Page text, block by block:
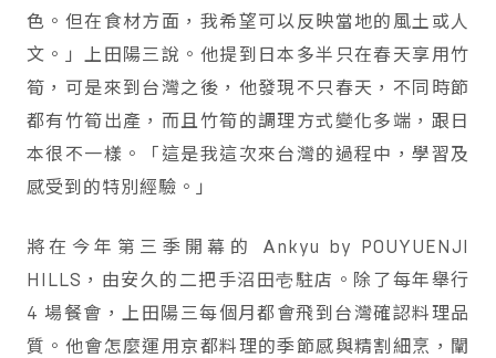
色。但在食材方面，我希望可以反映當地的風土或人
文。」上田陽三說。他提到日本多半只在春天享用竹
筍，可是來到台灣之後，他發現不只春天，不同時節
都有竹筍出產，而且竹筍的調理方式變化多端，跟日
本很不一樣。「這是我這次來台灣的過程中，學習及
感受到的特別經驗。」
將在今年第三季開幕的 Ankyu by POUYUENJI
HILLS，由安久的二把手沼田壱駐店。除了每年舉行
4 場餐會，上田陽三每個月都會飛到台灣確認料理品
質。他會怎麼運用京都料理的季節感與精割細烹，闡